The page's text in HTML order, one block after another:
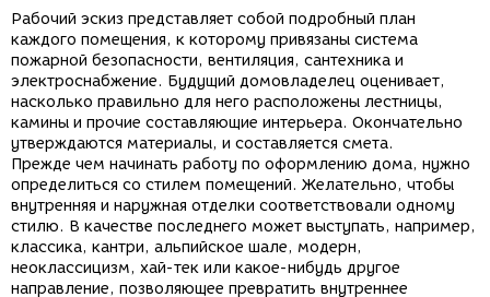
Рабочий эскиз представляет собой подробный план
каждого помещения, к которому привязаны система
пожарной безопасности, вентиляция, сантехника и
электроснабжение. Будущий домовладелец оценивает,
насколько правильно для него расположены лестницы,
камины и прочие составляющие интерьера. Окончательно
утверждаются материалы, и составляется смета.
Прежде чем начинать работу по оформлению дома, нужно
определиться со стилем помещений. Желательно, чтобы
внутренняя и наружная отделки соответствовали одному
стилю. В качестве последнего может выступать, например,
классика, кантри, альпийское шале, модерн,
неоклассицизм, хай-тек или какое-нибудь другое
направление, позволяющее превратить внутреннее